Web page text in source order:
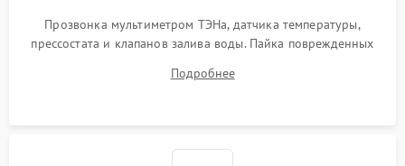
Прозвонка мультиметром ТЭНа, датчика температуры,
прессостата и клапанов залива воды. Пайка поврежденных
Восстановление целостности проводки и контактов.
Подробнее